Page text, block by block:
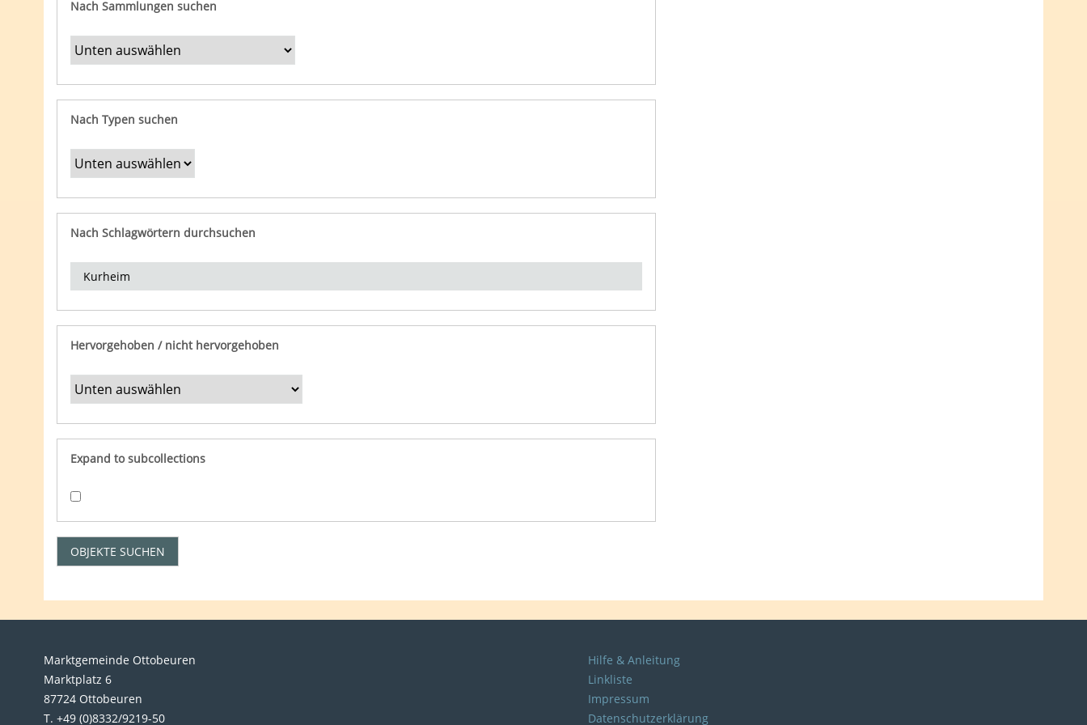
Nach Sammlungen suchen
Nach Typen suchen
Nach Schlagwörtern durchsuchen
Hervorgehoben / nicht hervorgehoben
Expand to subcollections
Marktgemeinde Ottobeuren
Marktplatz 6
87724 Ottobeuren
T. +49 (0)8332/9219-50
Hilfe & Anleitung
Linkliste
Impressum
Datenschutzerklärung